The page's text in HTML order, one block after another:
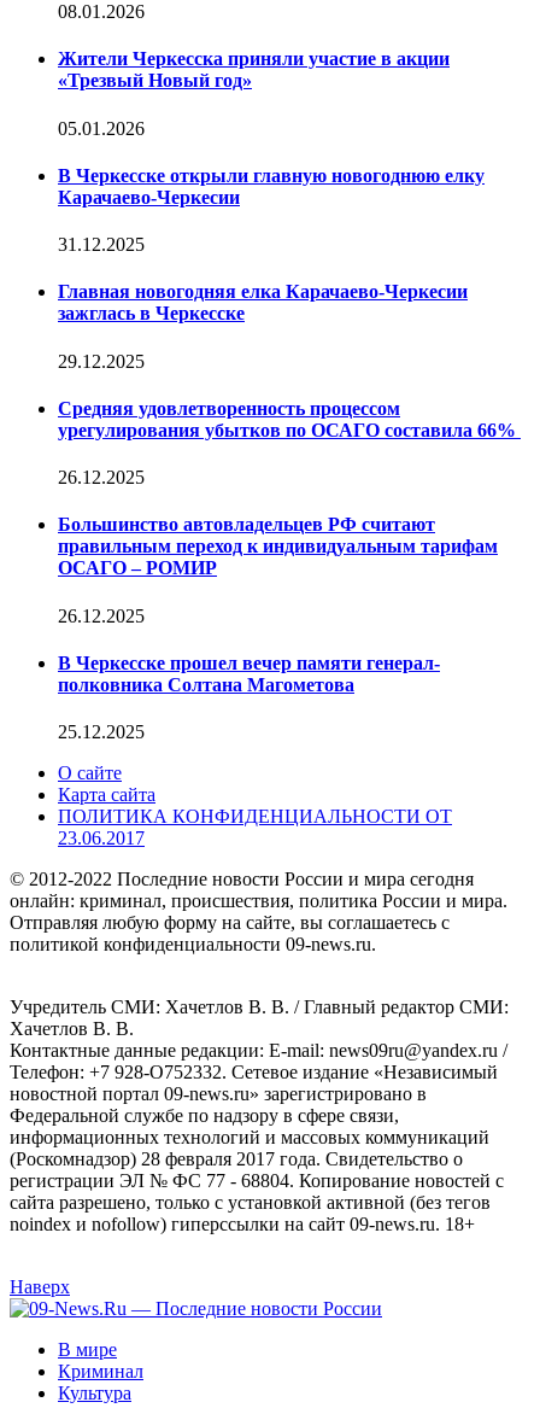
08.01.2026
Жители Черкесска приняли участие в акции
«Трезвый Новый год»
05.01.2026
В Черкесске открыли главную новогоднюю елку
Карачаево-Черкесии
31.12.2025
Главная новогодняя елка Карачаево-Черкесии
зажглась в Черкесске
29.12.2025
Средняя удовлетворенность процессом
урегулирования убытков по ОСАГО составила 66%
26.12.2025
Большинство автовладельцев РФ считают
правильным переход к индивидуальным тарифам
ОСАГО – РОМИР
26.12.2025
В Черкесске прошел вечер памяти генерал-
полковника Солтана Магометова
25.12.2025
О сайте
Карта сайта
ПОЛИТИКА КОНФИДЕНЦИАЛЬНОСТИ ОТ
23.06.2017
© 2012-2022 Последние новости России и мира сегодня
онлайн: криминал, происшествия, политика России и мира.
Отправляя любую форму на сайте, вы соглашаетесь с
политикой конфиденциальности 09-news.ru.
Учредитель СМИ: Хaчeтлoв B. B. / Главный редактор СМИ:
Хaчeтлoв B. B.
Контактные данные редакции: E-mail: news09ru@yandex.ru /
Телефон: +7 928-O752332. Сетевое издание «Независимый
новостной портал 09-news.ru» зарегистрировано в
Федеральной службе по надзору в сфере связи,
информационных технологий и массовых коммуникаций
(Роскомнадзор) 28 февраля 2017 года. Свидетельство о
регистрации ЭЛ № ФС 77 - 68804. Копирование новостей с
сайта разрешено, только с установкой активной (без тегов
noindex и nofollow) гиперссылки на сайт 09-news.ru. 18+
Наверх
В мире
Криминал
Культура